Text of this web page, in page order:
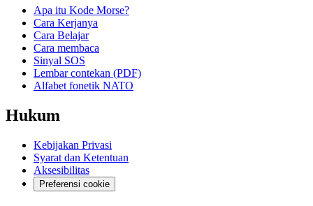
Apa itu Kode Morse?
Cara Kerjanya
Cara Belajar
Cara membaca
Sinyal SOS
Lembar contekan (PDF)
Alfabet fonetik NATO
Hukum
Kebijakan Privasi
Syarat dan Ketentuan
Aksesibilitas
Preferensi cookie